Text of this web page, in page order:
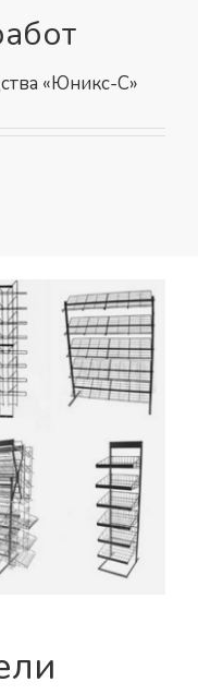
«Юникс-С»